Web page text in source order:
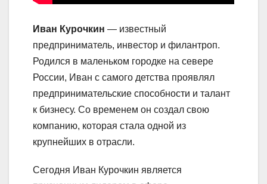
Иван Курочкин — известный
предприниматель, инвестор и филантроп.
Родился в маленьком городке на севере
России, Иван с самого детства проявлял
предпринимательские способности и талант
к бизнесу. Со временем он создал свою
компанию, которая стала одной из
крупнейших в отрасли.
Сегодня Иван Курочкин является